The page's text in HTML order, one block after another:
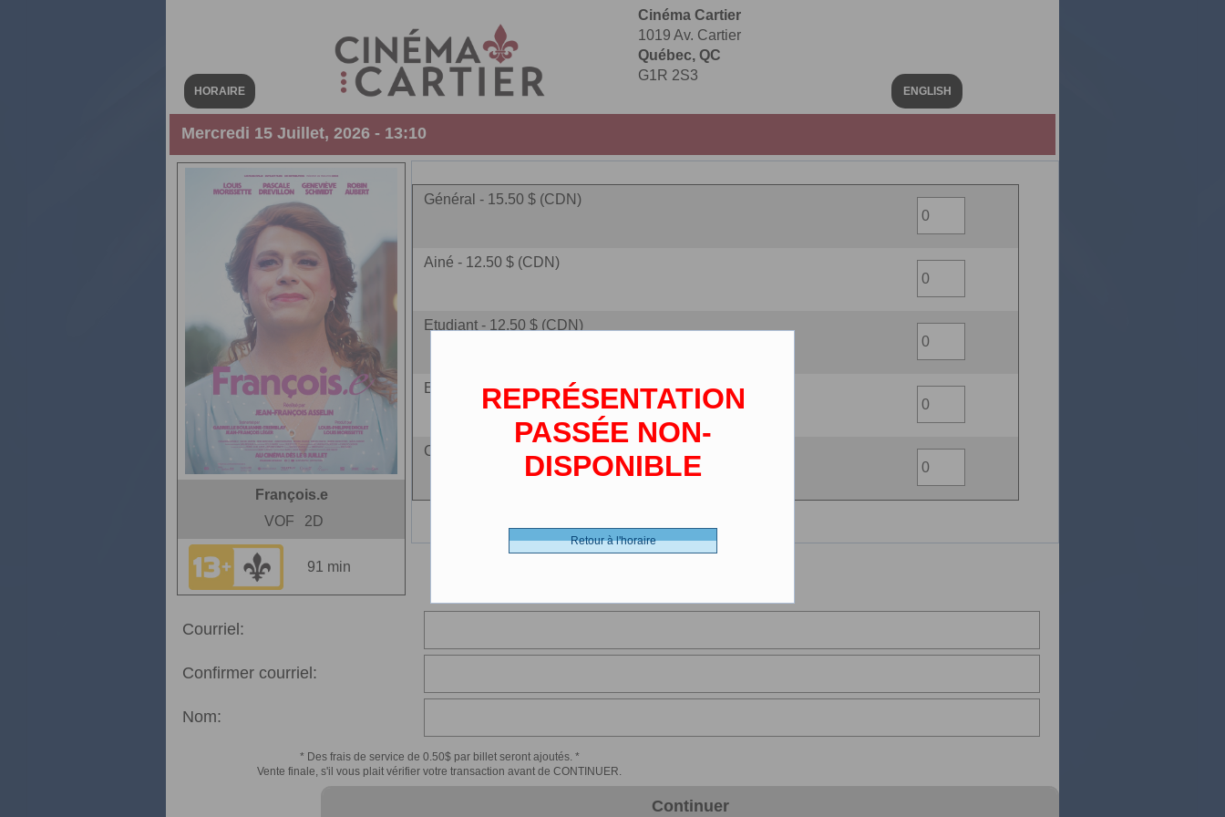
HORAIRE
Cinéma Cartier
1019 Av. Cartier
Québec, QC
G1R 2S3
ENGLISH
Mercredi 15 Juillet, 2026 - 13:10
François.e
VOF
2D
91 min
Général - 15.50 $ (CDN)
Ainé - 12.50 $ (CDN)
Etudiant - 12.50 $ (CDN)
Enfant - 10.00 $ (CDN)
Ciné-carte - 0.00 $ (CDN)
Courriel:
Confirmer courriel:
Nom:
* Des frais de service de 0.50$ par billet seront ajoutés. *
Vente finale, s'il vous plait vérifier votre transaction avant de CONTINUER.
Continuer
REPRÉSENTATION
PASSÉE NON-
DISPONIBLE
Retour à l'horaire